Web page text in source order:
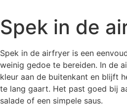
Spek in de
Spek in de airfryer is een
weinig gedoe te bereiden. In de
kleur aan de buitenkant en blijft
te lang gaart. Het past goed bij
salade of een simpele saus.